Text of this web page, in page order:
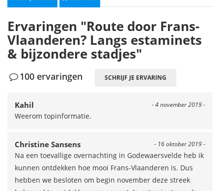
Ervaringen "Route door Frans-
Vlaanderen? Langs estaminets
& bijzondere stadjes"
100 ervaringen SCHRIJF JE ERVARING
- 4 november 2019 -
Kahil
Weerom topinformatie.
- 16 oktober 2019 -
Christine Sansens
Na een toevallige overnachting in Godewaersvelde heb ik
kunnen ontdekken hoe mooi Frans-Vlaanderen is. Dus
hebben we besloten om begin november deze streek